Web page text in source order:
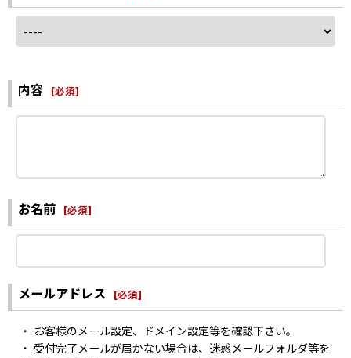
内容 [必須]
お名前 [必須]
メールアドレス [必須]
・ お客様のメール設定、ドメイン設定等を確認下さい。
・ 受付完了メールが届かない場合は、迷惑メールフォルダ等を